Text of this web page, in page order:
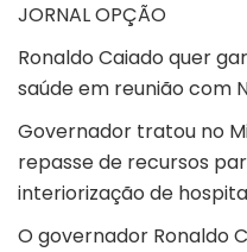
JORNAL OPÇÃO
Ronaldo Caiado quer
saúde em reunião com
Governador tratou no
repasse de recursos
interiorização de
O governador Ronaldo